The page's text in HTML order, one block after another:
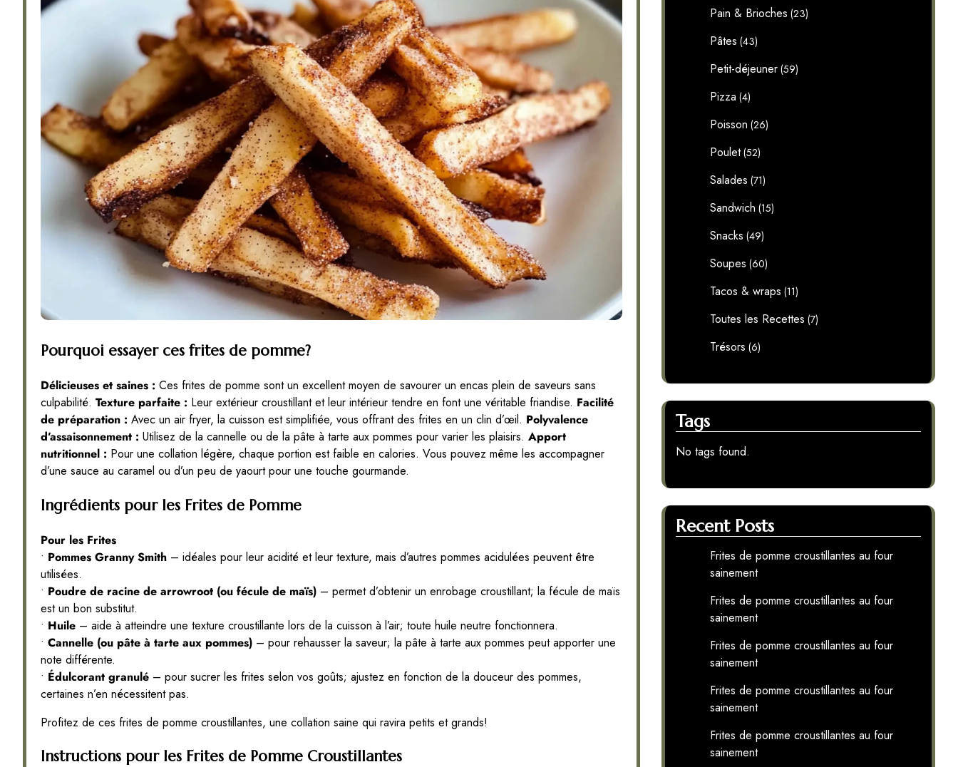
Pourquoi essayer ces frites de pomme?
Délicieuses et saines : Ces frites de pomme sont un excellent moyen de savourer un encas plein de saveurs sans
culpabilité. Texture parfaite : Leur extérieur croustillant et leur intérieur tendre en font une véritable friandise. Facilité
de préparation : Avec un air fryer, la cuisson est simplifiée, vous offrant des frites en un clin d’œil. Polyvalence
d’assaisonnement : Utilisez de la cannelle ou de la pâte à tarte aux pommes pour varier les plaisirs. Apport
nutritionnel : Pour une collation légère, chaque portion est faible en calories. Vous pouvez même les accompagner
d’une sauce au caramel ou d’un peu de yaourt pour une touche gourmande.
Ingrédients pour les Frites de Pomme
Pour les Frites
• Pommes Granny Smith – idéales pour leur acidité et leur texture, mais d’autres pommes acidulées peuvent être
utilisées.
• Poudre de racine de arrowroot (ou fécule de maïs) – permet d’obtenir un enrobage croustillant; la fécule de maïs
est un bon substitut.
• Huile – aide à atteindre une texture croustillante lors de la cuisson à l’air; toute huile neutre fonctionnera.
• Cannelle (ou pâte à tarte aux pommes) – pour rehausser la saveur; la pâte à tarte aux pommes peut apporter une
note différente.
• Édulcorant granulé – pour sucrer les frites selon vos goûts; ajustez en fonction de la douceur des pommes,
certaines n’en nécessitent pas.
Profitez de ces frites de pomme croustillantes, une collation saine qui ravira petits et grands!
Instructions pour les Frites de Pomme Croustillantes
Pain & Brioches (23)
Pâtes (43)
Petit-déjeuner (59)
Pizza (4)
Poisson (26)
Poulet(52)
Salades (71)
Sandwich (15)
Snacks (49)
Soupes (60)
Tacos & wraps (11)
Toutes les Recettes (7)
Trésors (6)
Tags
No tags found.
Recent Posts
Frites de pomme croustillantes au four
sainement
Frites de pomme croustillantes au four
sainement
Frites de pomme croustillantes au four
sainement
Frites de pomme croustillantes au four
sainement
Frites de pomme croustillantes au four
sainement